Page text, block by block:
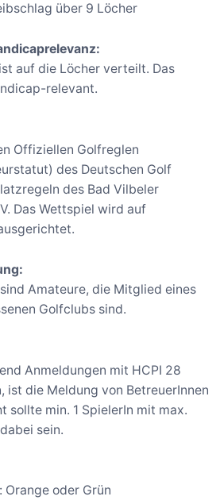
über 9 Löcher
auf die Löcher verteilt. Das
relevant.
Offiziellen Golfreglen
des Deutschen Golf
des Bad Vilbeler
Das Wettspiel wird auf
Amateure, die Mitglied eines
Golfclubs sind.
Anmeldungen mit HCPI 28
ist die Meldung von BetreuerInnen
sollte min. 1 SpielerIn mit max.
sein.
Orange oder Grün